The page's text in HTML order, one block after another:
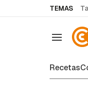
TEMAS
Recetas